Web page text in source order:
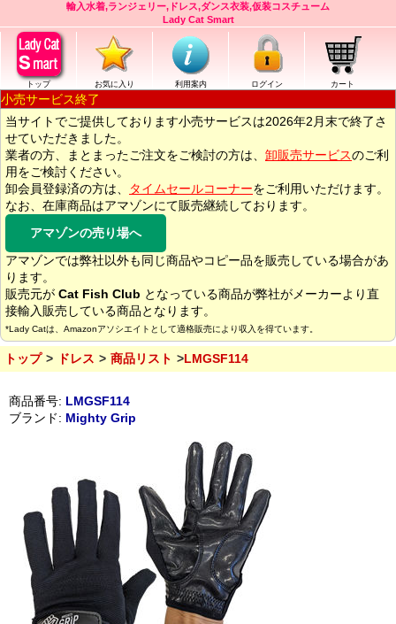
輸入水着,ランジェリー,ドレス,ダンス衣装,仮装コスチューム
Lady Cat Smart
トップ お気に入り 利用案内 ログイン カート
小売サービス終了
当サイトでご提供しております小売サービスは2026年2月末で終了さ
せていただきました。
業者の方、まとまったご注文をご検討の方は、 卸販売サービスのご利
用をご検討ください。
卸会員登録済の方は、
タイムセールコーナーをご利用いただけます。
なお、在庫商品はアマゾンにて販売継続しております。
アマゾンの売り場へ
アマゾンでは弊社以外も同じ商品やコピー品を販売している場合があ
ります。
販売元が Cat Fish Club となっている商品が弊社がメーカーより直
接輸入販売している商品となります。
*Lady Catは、Amazonアソシエイトとして適格販売により収入を得ています。
トップ ドレス 商品リスト LMGSF114
商品番号: LMGSF114
ブランド: Mighty Grip